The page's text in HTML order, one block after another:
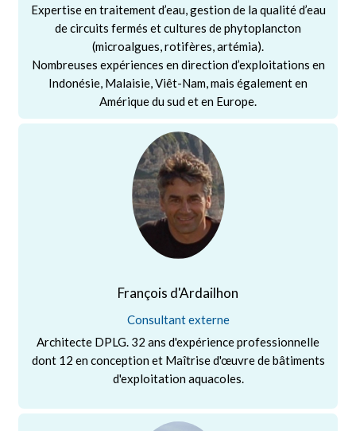
Expertise en traitement d’eau, gestion de la qualité d’eau
de circuits fermés et cultures de phytoplancton
(microalgues, rotifères, artémia).
Nombreuses expériences en direction d’exploitations en
Indonésie, Malaisie, Viêt-Nam, mais également en
Amérique du sud et en Europe.
François d'Ardailhon
Consultant externe
Architecte DPLG. 32 ans d'expérience professionnelle
dont 12 en conception et Maîtrise d'œuvre de bâtiments
d'exploitation aquacoles.